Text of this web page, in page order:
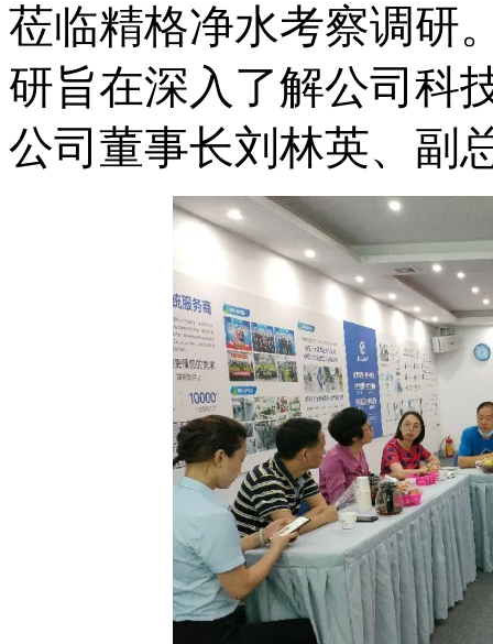
莅临精格净水考察调研
研旨在深入了解公司科
公司董事长刘林英、副